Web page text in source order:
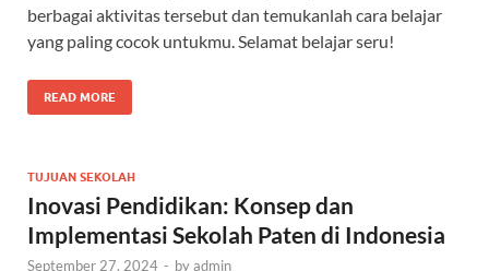
berbagai aktivitas tersebut dan temukanlah cara belajar
yang paling cocok untukmu. Selamat belajar seru!
READ MORE
TUJUAN SEKOLAH
Inovasi Pendidikan: Konsep dan
Implementasi Sekolah Paten di Indonesia
September 27, 2024 - byadmin